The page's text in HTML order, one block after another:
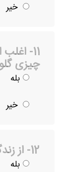
خیر
11-
چیزی
بله
خیر
12- از زندگی جنسی ام راضی هستم.
بله